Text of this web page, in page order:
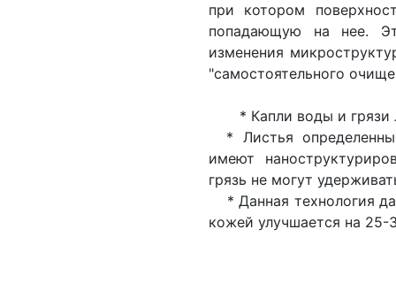
при котором
попадающую на нее.
изменения
"самостоятельного
* Капли воды и грязи
* Листья
имеют
грязь не могут
* Данная технология
кожей улучшается на